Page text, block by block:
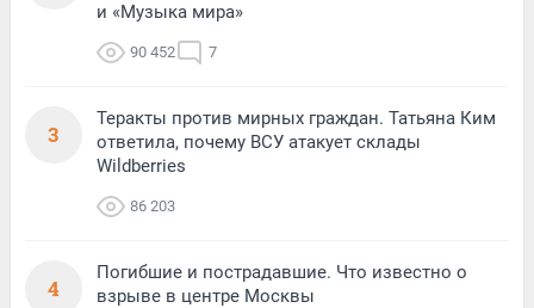
и «Музыка мира»
90 452 7
3
Теракты против мирных граждан. Татьяна Ким
ответила, почему ВСУ атакует склады
Wildberries
86 203
4
Погибшие и пострадавшие. Что известно о
взрыве в центре Москвы